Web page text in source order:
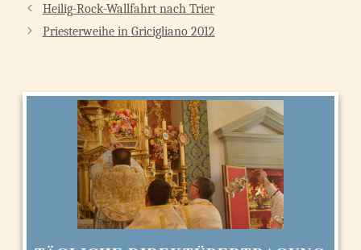
Heilig-Rock-Wallfahrt nach Trier
Priesterweihe in Gricigliano 2012